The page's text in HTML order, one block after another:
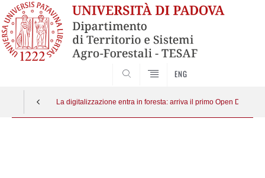
ENG
La digitalizzazione entra in foresta: arriva il primo Open Day